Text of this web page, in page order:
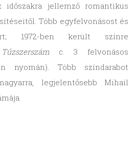
időszakra jellemző romantikus
Több egyfelvonásost és
1972-ben került színre
Tűzszerszámc. 3 felvonásos
nyomán). Több színdarabot
legjelentősebb Mihail